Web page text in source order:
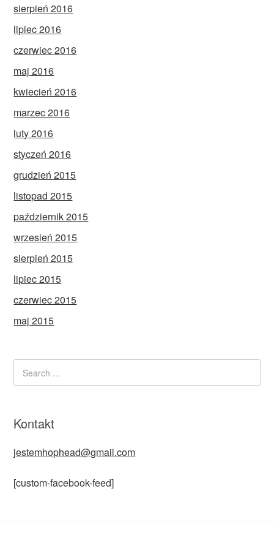
sierpień 2016
lipiec 2016
czerwiec 2016
maj 2016
kwiecień 2016
marzec 2016
luty 2016
styczeń 2016
grudzień 2015
listopad 2015
październik 2015
wrzesień 2015
sierpień 2015
lipiec 2015
czerwiec 2015
maj 2015
Kontakt
jestemhophead@gmail.com
[custom-facebook-feed]